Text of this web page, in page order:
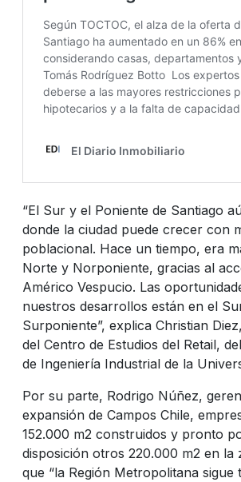
“El Sur y el Poniente de Santiago
donde la ciudad puede crecer con
poblacional. Hace un tiempo, era
Norte y Norponiente, gracias al
Américo Vespucio. Las
nuestros desarrollos están en el
Surponiente”, explica Christian
del Centro de Estudios del Retail,
de Ingeniería Industrial de la
Por su parte, Rodrigo Núñez,
expansión de Campos Chile,
152.000 m2 construidos y pronto
disposición otros 220.000 m2 en la
que “la Región Metropolitana sigue